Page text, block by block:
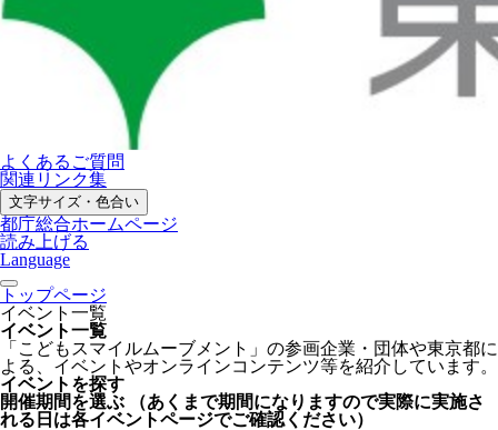
よくあるご質問
関連リンク集
文字サイズ・色合い
都庁総合ホームページ
読み上げる
Language
トップページ
イベント一覧
イベント一覧
「こどもスマイルムーブメント」の参画企業・団体や東京都に
よる、イベントやオンラインコンテンツ等を紹介しています。
イベントを探す
開催期間を選ぶ
（あくまで期間になりますので実際に実施さ
れる日は各イベントページでご確認ください）